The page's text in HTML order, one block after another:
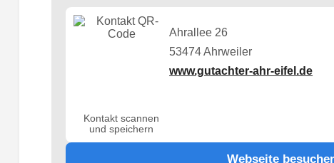
Kontakt scannen
und speichern
Ahrallee 26
53474 Ahrweiler
www.gutachter-ahr-eifel.de
Webseite